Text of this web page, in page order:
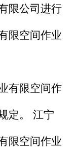
限公司进行
限空间作业
有限空间作
定。 江宁
限空间作业